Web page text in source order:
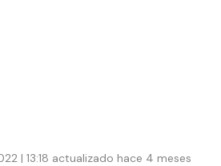
| 13:18 actualizado hace 4 meses